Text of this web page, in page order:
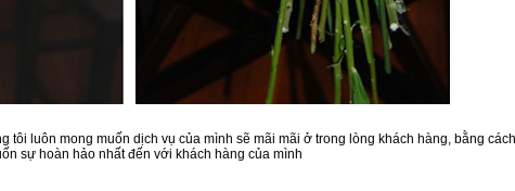
tôi luôn mong muốn dịch vụ của mình sẽ mãi mãi ở trong lòng khách hàng, bằng
sự hoàn hảo nhất đến với khách hàng của mình